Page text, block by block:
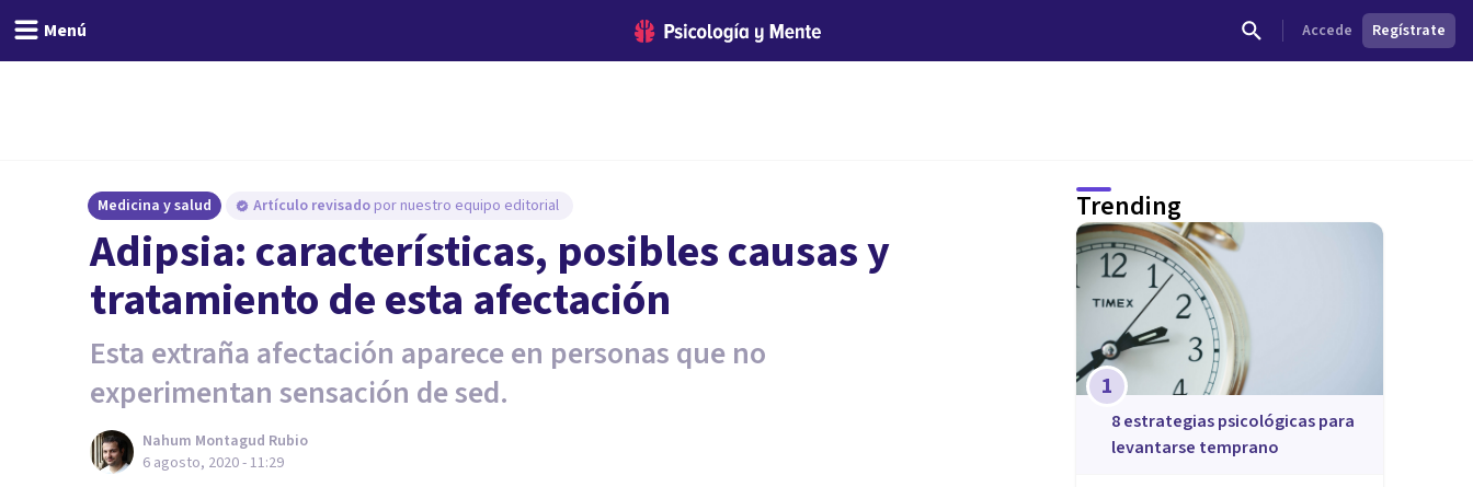
Menú Accede Regístrate
Medicina y salud Artículo revisado por nuestro equipo editorial
Adipsia: características, posibles causas y
tratamiento de esta afectación
Esta extraña afectación aparece en personas que no
experimentan sensación de sed.
Nahum Montagud Rubio
6 agosto, 2020 - 11:29
Trending
1
8 estrategias psicológicas para
levantarse temprano